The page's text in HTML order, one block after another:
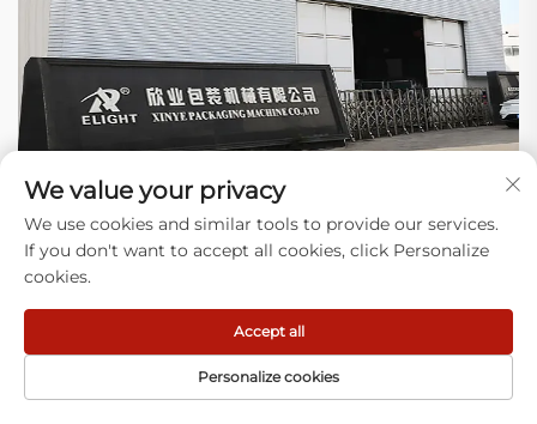
Γιατί να μας επιλέξετε
1) Εμπειρογνωμοσύνη: Εστιάζουμε στην κατασκευή εξοπλισμού για
πλαστικές σακούλες και στην επίλυση πραγματικών προβλημάτων
στη γραμμή παραγωγής σας (εμπλοκές, απόβλητα) για χιλιάδες
2) Νεότερη Τεχνολογία: Η σχεδίασή μας καλύπτει πολλά χρόνια,
κάνουμε βελτιώσεις κάθε χρόνο, προχωρώντας στον έλεγχο, σε πιο
We value your privacy
We use cookies and similar tools to provide our services.
If you don't want to accept all cookies, click Personalize
cookies.
Personalize cookies
Accept all